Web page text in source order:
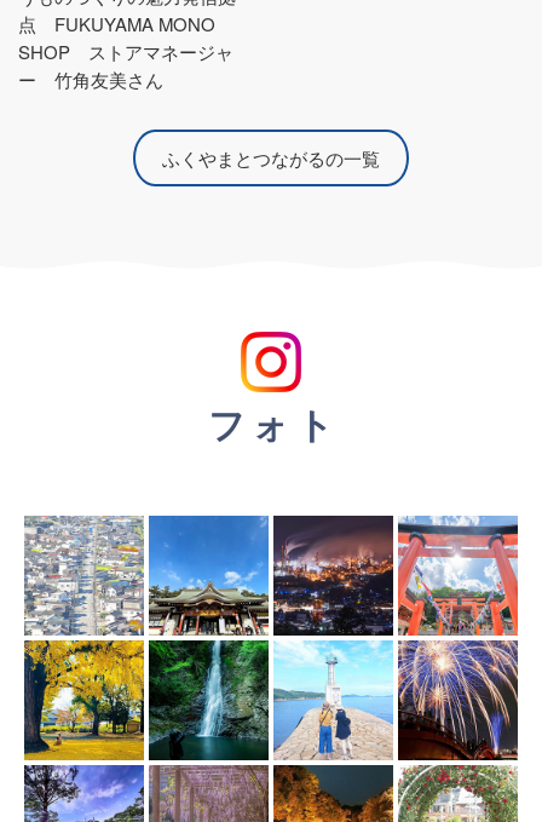
点 FUKUYAMA MONO
SHOP ストアマネージャ
ー 竹角友美さん
ふくやまとつながるの一覧
フォト